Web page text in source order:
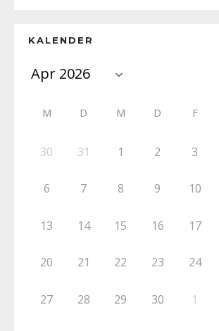
KALENDER
M D M D F
30 31 1 2 3
6 7 8 9 10
13 14 15 16 17
20 21 22 23 24
27 28 29 30 1